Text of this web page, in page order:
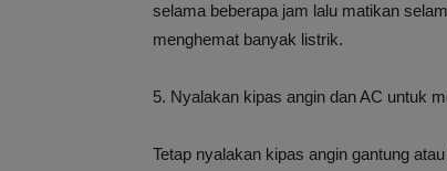
selama beberapa jam lalu matikan
menghemat banyak listrik.
5. Nyalakan kipas angin dan AC untuk
Tetap nyalakan kipas angin gantung